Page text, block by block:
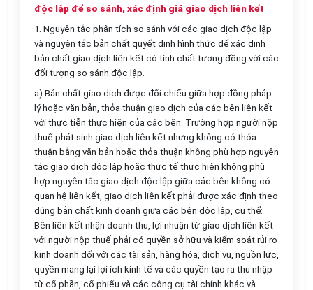
độc lập để so sánh, xác định giá giao dịch liên kết
1. Nguyên tắc phân tích so sánh với các giao dịch độc lập
và nguyên tắc bản chất quyết định hình thức để xác định
bản chất giao dịch liên kết có tính chất tương đồng với các
đối tượng so sánh độc lập.
a) Bản chất giao dịch được đối chiếu giữa hợp đồng pháp
lý hoặc văn bản, thỏa thuận giao dịch của các bên liên kết
với thực tiễn thực hiện của các bên. Trường hợp người nộp
thuế phát sinh giao dịch liên kết nhưng không có thỏa
thuận bằng văn bản hoặc thỏa thuận không phù hợp nguyên
tắc giao dịch độc lập hoặc thực tế thực hiện không phù
hợp nguyên tắc giao dịch độc lập giữa các bên không có
quan hệ liên kết, giao dịch liên kết phải được xác định theo
đúng bản chất kinh doanh giữa các bên độc lập, cụ thể:
Bên liên kết nhận doanh thu, lợi nhuận từ giao dịch liên kết
với người nộp thuế phải có quyền sở hữu và kiểm soát rủi ro
kinh doanh đối với các tài sản, hàng hóa, dịch vụ, nguồn lực,
quyền mang lại lợi ích kinh tế và các quyền tạo ra thu nhập
từ cổ phần, cổ phiếu và các công cụ tài chính khác và